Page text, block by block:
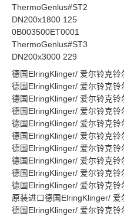
ThermoGenlus#ST2
DN200x1800 125
0B003500ET0001
ThermoGenlus#ST3
DN200x3000 229
德国ElringKlinger/ 爱尔铃克铃
德国ElringKlinger/ 爱尔铃克铃
德国ElringKlinger/ 爱尔铃克铃
德国ElringKlinger/ 爱尔铃克铃
德国ElringKlinger/ 爱尔铃克铃
德国ElringKlinger/ 爱尔铃克铃
德国ElringKlinger/ 爱尔铃克铃
德国ElringKlinger/ 爱尔铃克铃
德国ElringKlinger/ 爱尔铃克铃
德国ElringKlinger/ 爱尔铃克铃
原装进口德国ElringKlinger/ 爱
德国ElringKlinger/ 爱尔铃克